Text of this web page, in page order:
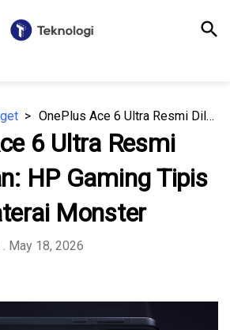
search
OnePlus Ace 6 Ultra Resmi Diluncurkan: HP Gaming Tipis dengan Baterai Monster
6 Ultra Resmi
HP Gaming Tipis
Monster
. May 18, 2026